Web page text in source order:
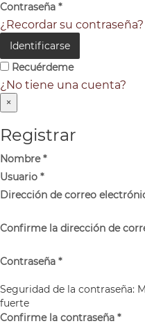
Contraseña *
¿Recordar su contraseña?
Identificarse
Recuérdeme
¿No tiene una cuenta?
×
Registrar
Nombre*
Usuario *
Dirección de correo
Confirme la dirección de
Contraseña *
Seguridad de la contraseña:
fuerte
Confirme la contraseña *